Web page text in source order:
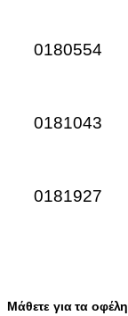
0180554
0181043
0181927
Μάθετε για τα